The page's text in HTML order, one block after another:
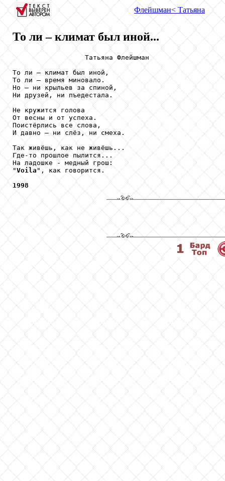
Флейшман< Татьяна
То ли – климат был иной...
                  Татьяна Флейшман
То ли – климат был иной,
То ли – время миновало.
Но – ни крыльев за спиной,
Ни друзей, ни пъедестала.
Не кружится голова
От весны и от успеха.
Поистёрлись все слова,
И давно – ни слёз, ни смеха.
Так живёшь, как не живёшь...
Где-то прошлое пылится...
На ладошке - медный грош:
"Voila ", как говорится.
1998